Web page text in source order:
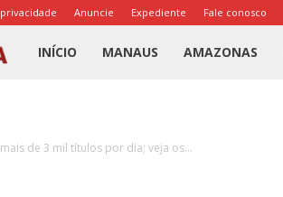
Anuncie Expediente Fale conosco
Portal
INÍCIO MANAUS AMAZONAS
de 3 mil títulos por dia; veja os...